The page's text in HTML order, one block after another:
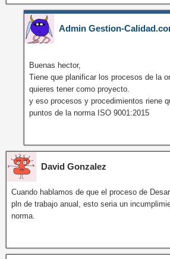
Admin Gestion-
Buenas hector,
Tiene que planificar los procesos de la
quieres tener como proyecto.
y eso procesos y procedimientos riene
puntos de la norma ISO 9001:2015
David Gonzalez
Cuando hablamos de que el proceso de
pln de trabajo anual, esto seria un
norma.